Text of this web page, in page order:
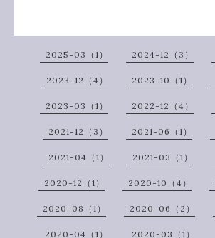
2025-03（1） 2024-12（3）
2023-12（4） 2023-10（1）
2023-03（1） 2022-12（4）
2021-12（3） 2021-06（1）
2021-04（1） 2021-03（1）
2020-12（1） 2020-10（4）
2020-08（1） 2020-06（2）
2020-04（1） 2020-03（1）